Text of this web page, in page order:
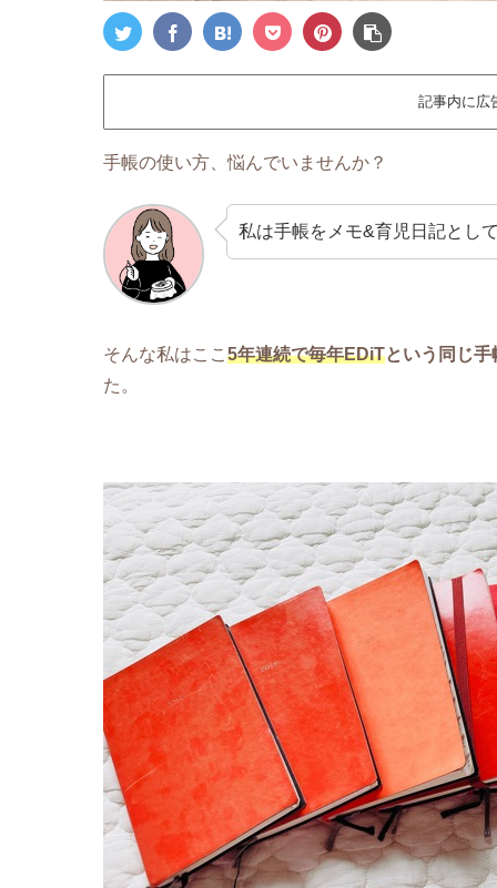
記事内に広
手帳の使い方、悩んでいませんか？
私は手帳をメモ&育児日記とし
そんな私はここ 5年連続で毎年EDiTという同じ手
た。